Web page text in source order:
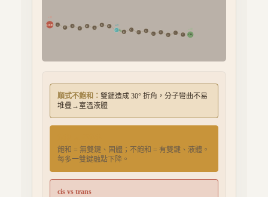
COOH
C
C
C
C
C
C
C
C
C
ω- 9
C
C
C
C
C
C
C
C
C CH₃
順式不飽和 ： 雙鍵造成 30° 折角，分子彎曲不易
堆疊→室溫液體
飽和 = 無雙鍵、固體；不飽和 = 有雙鍵、液體。
每多一雙鍵融點下降。
cis vs trans